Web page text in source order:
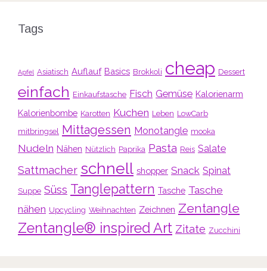
Tags
Apfel Asiatisch Auflauf Basics Brokkoli cheap Dessert
einfach Einkaufstasche Fisch Gemüse Kalorienarm
Kalorienbombe Karotten Kuchen Leben LowCarb
mitbringsel Mittagessen Monotangle mooka
Nudeln Nähen Nützlich Paprika Pasta Reis Salate
Sattmacher schnell shopper Snack Spinat
Suppe Süss Tanglepattern Tasche Tasche
nähen Upcycling Weihnachten Zeichnen Zentangle
Zentangle® inspired Art Zitate Zucchini